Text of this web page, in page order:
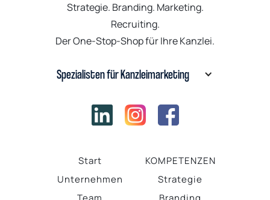
Strategie. Branding. Marketing.
Recruiting.
Der One-Stop-Shop für Ihre Kanzlei.
Spezialisten für Kanzleimarketing
Start
Unternehmen
KOMPETENZEN
Strategie